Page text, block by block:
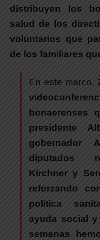
distribuyen los
salud de los
voluntarios que
de los familiares
En este marco,
bonaerenses
presidente
diputados
Kirchner y
reforzando
política
ayuda social
semanas